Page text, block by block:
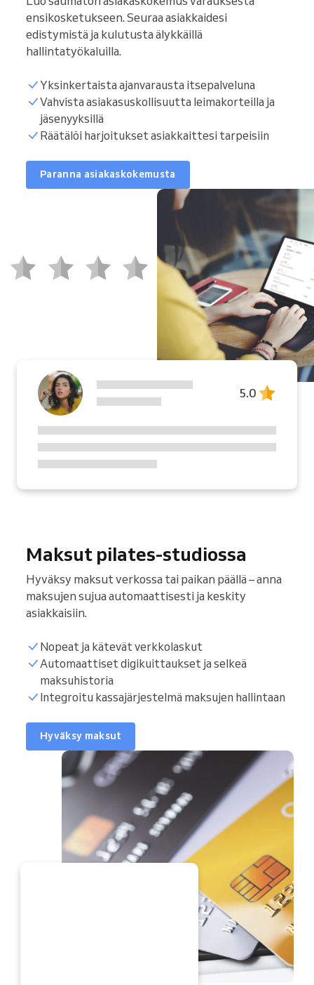
5.0
ensikosketukseen. Seuraa asiakkaidesi
edistymistä ja kulutusta älykkäillä
hallintatyökaluilla.
Yksinkertaista ajanvarausta itsepalveluna
Vahvista asiakasuskollisuutta leimakorteilla ja
jäsenyyksillä
Räätälöi harjoitukset asiakkaittesi tarpeisiin
Paranna asiakaskokemusta
Maksut pilates-studiossa
Hyväksy maksut verkossa tai paikan päällä – anna
maksujen sujua automaattisesti ja keskity
asiakkaisiin.
Nopeat ja kätevät verkkolaskut
Automaattiset digikuittaukset ja selkeä
maksuhistoria
Integroitu kassajärjestelmä maksujen hallintaan
Hyväksy maksut